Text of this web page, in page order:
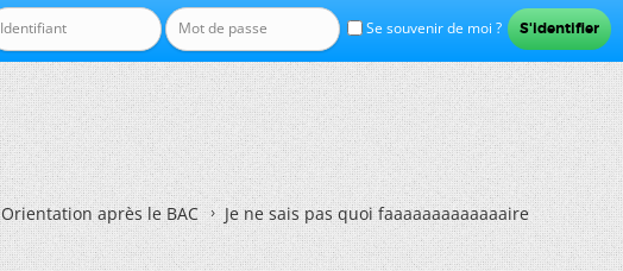
Se souvenir de moi ?
Orientation après le BAC Je ne sais pas quoi faaaaaaaaaaaaaire